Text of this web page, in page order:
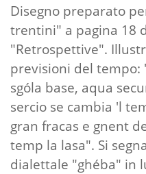
Disegno preparato
trentini" a pagina 18
"Retrospettive".
previsioni del tempo:
sgóla base, aqua
sercio se cambia 'l
gran fracas e gnent
temp la lasa". Si
dialettale "ghéba" in